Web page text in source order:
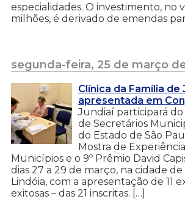
especialidades. O investimento, no
milhões, é derivado de emendas
segunda-feira, 25 de março
Clínica da Família de
apresentada em
Jundiaí participará do
de Secretários
do Estado de São
Mostra de
Municípios e o 9º Prêmio David
dias 27 a 29 de março, na cidade
Lindóia, com a apresentação de 11
exitosas – das 21 inscritas. […]